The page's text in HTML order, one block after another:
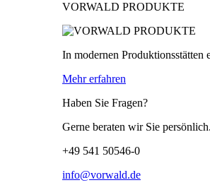
VORWALD PRODUKTE
In modernen Produktionsstätten
Mehr erfahren
Haben Sie Fragen?
Gerne beraten wir Sie
+49 541 50546-0
info@vorwald.de